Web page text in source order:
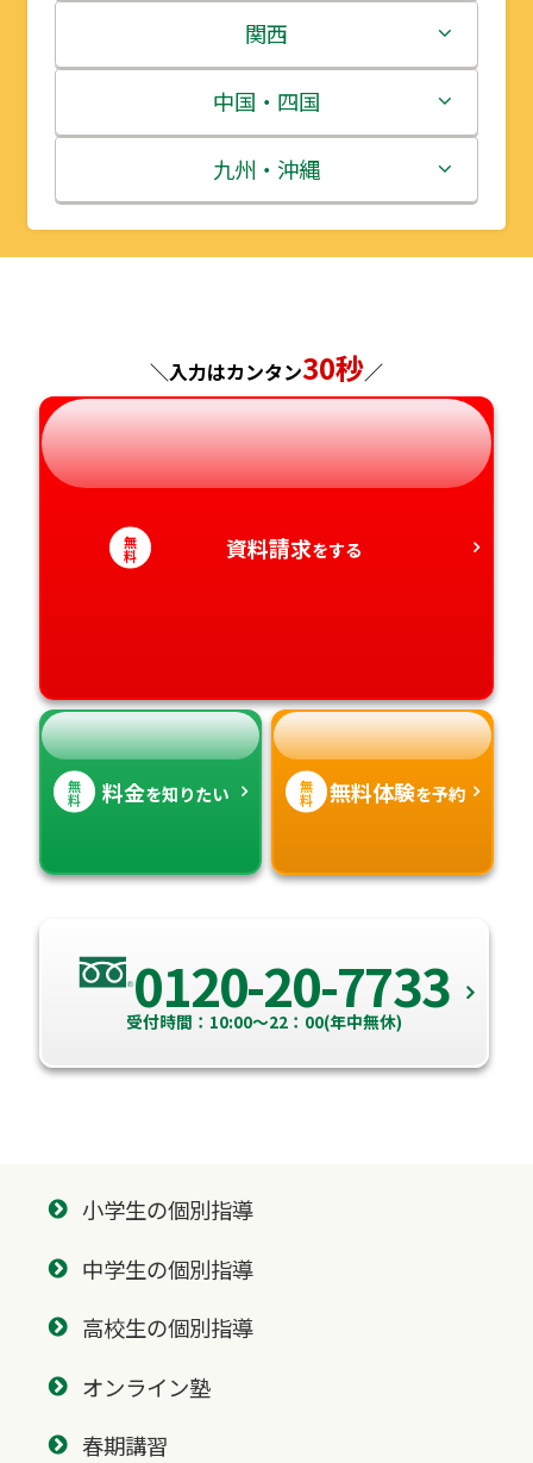
岩手県
宮城県
秋田県
山形県
栃木県
群馬県
埼玉県
千葉県
神奈川県
新潟県
富山県
石川県
福井県
長野県
岐阜県
静岡県
愛知県
関西
三重県
滋賀県
京都府
兵庫県
奈良県
和歌山県
中国・四国
鳥取県
島根県
広島県
山口県
徳島県
香川県
高知県
九州・沖縄
福岡県
長崎県
熊本県
大分県
宮崎県
沖縄県
＼入力はカンタン30秒／
無
料 資料請求をする
無
料 料金を知りたい 無
料 無料体験を予約
0120-20-7733
受付時間：10:00～22：00(年中無休)
小学生の個別指導
中学生の個別指導
高校生の個別指導
オンライン塾
春期講習